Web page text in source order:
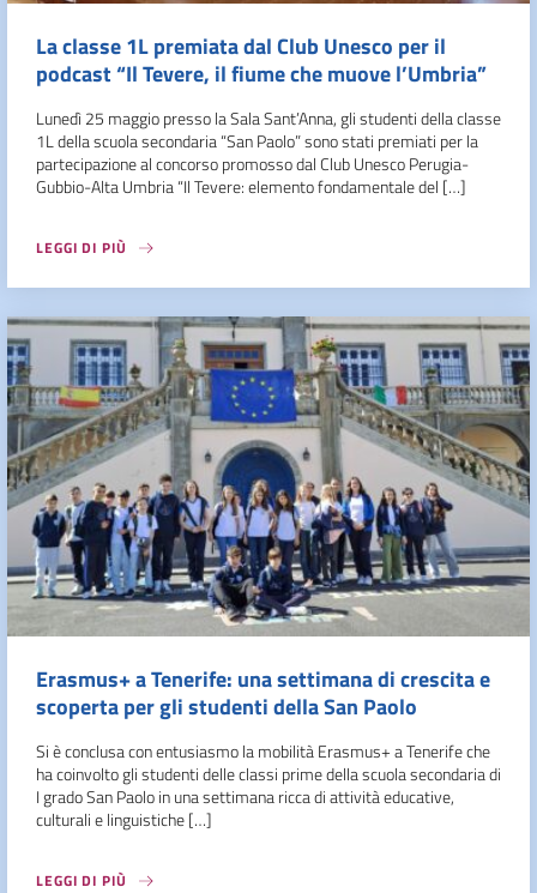
La classe 1L premiata dal Club Unesco per il
podcast “Il Tevere, il fiume che muove l’Umbria”
Lunedì 25 maggio presso la Sala Sant’Anna, gli studenti della classe
1L della scuola secondaria “San Paolo” sono stati premiati per la
partecipazione al concorso promosso dal Club Unesco Perugia-
Gubbio-Alta Umbria “Il Tevere: elemento fondamentale del […]
LEGGI DI PIÙ
Erasmus+ a Tenerife: una settimana di crescita e
scoperta per gli studenti della San Paolo
Si è conclusa con entusiasmo la mobilità Erasmus+ a Tenerife che
ha coinvolto gli studenti delle classi prime della scuola secondaria di
I grado San Paolo in una settimana ricca di attività educative,
culturali e linguistiche […]
LEGGI DI PIÙ